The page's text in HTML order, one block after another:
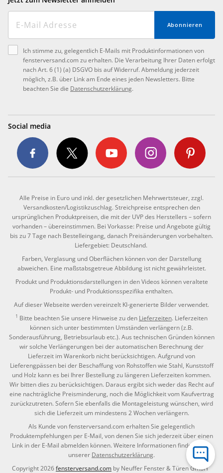
Abonnieren
Ich stimme zu, gelegentlich E-Mails mit Produktinformationen von
fensterversand.com zu erhalten. Die Verarbeitung Ihrer Daten erfolgt
nach Art. 6 (1) (a) DSGVO bis auf Widerruf. Abmeldung jederzeit
möglich, z.B. über Link am Ende eines jeden Newsletters. Bitte
beachten Sie die Datenschutzerklärung.
Social media
Alle Preise in Euro und inkl. der gesetzlichen Mehrwertsteuer, zzgl.
Versandkosten/Logistikzuschlag. Streichpreise entsprechen den
ursprünglichen Produktpreisen, die mit der UVP des Herstellers – sofern
vorhanden – übereinstimmen. Bei Vorkasse: Preise und Angebote gültig
bis zu 7 Tage nach Bestelleingang, danach Preisänderungen vorbehalten.
Liefergebiet: Deutschland.
Farben, Verglasung und Oberflächen können von der Darstellung
abweichen. Eine maßstabsgetreue Abbildung ist nicht gewährleistet.
Produkt und Produktionsdarstellungen in den Videos können veraltete
Produkt- und Produktionsspezifika enthalten.
Auf dieser Webseite werden vereinzelt KI-generierte Bilder verwendet.
1 Bitte beachten Sie unsere Hinweise zu den Lieferzeiten. Lieferzeiten
können sich unter bestimmten Umständen verlängern (z.B.
Sonderausführung, Betriebsurlaub etc.). Aus technischen Gründen können
wir solche Verlängerungen bei der automatischen Berechnung der
Lieferzeit im Warenkorb nicht berücksichtigen. Aufgrund von
Lieferengpässen bei der Beschaffung von Rohstoffen wie Stahl, Kunststoff
und Holz kann es bei Ihrer Bestellung zu längeren Lieferzeiten kommen.
Wir bitten dies zu berücksichtigen. Daraus ergibt sich weder das Recht auf
eine nachträgliche Preisminderung, noch die Möglichkeit vom Kaufvertrag
zurückzutreten. Sofern Sie ebenfalls die Montageleistung wünschen, wird
sich die Lieferzeit um mindestens 2 Wochen verlängern.
Als Kunde von fensterversand.com erhalten Sie gelegentlich
Produktempfehlungen per E-Mail, von denen Sie sich jederzeit über einen
Link in der E-Mail abmelden können. Weitere Informationen finden Sie in
unserer Datenschutzerklärung.
Copyright 2026fensterversand.com by Neuffer Fenster & Türen GmbH